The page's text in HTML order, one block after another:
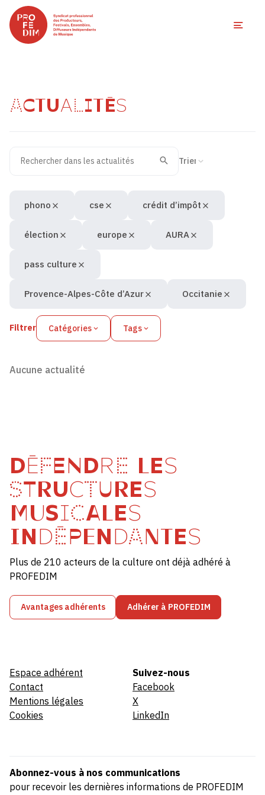
ACTUALITÉS
Recherche
Valider
Filtrer Catégories Tags
phono cse crédit d’impôt
élection europe AURA
pass culture
Provence-Alpes-Côte d’Azur Occitanie
Aucune actualité
DÉFENDRE LES
STRUCTURES
MUSICALES
INDÉPENDANTES
Plus de 210 acteurs de la culture ont déjà adhéré à
PROFEDIM
Avantages adhérents Adhérer à PROFEDIM
Espace adhérent
Contact
Mentions légales
Cookies
Suivez-nous
Facebook
X
LinkedIn
Abonnez-vous à nos communications
pour recevoir les dernières informations de PROFEDIM